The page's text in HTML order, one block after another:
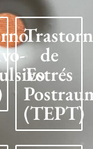
de
Estrés
(TEPT)